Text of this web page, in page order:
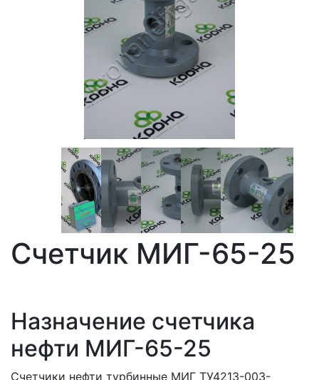
Счетчик МИГ-65-25
Назначение счетчика
нефти МИГ-65-25
Счетчики нефти турбинные МИГ ТУ4213-003-